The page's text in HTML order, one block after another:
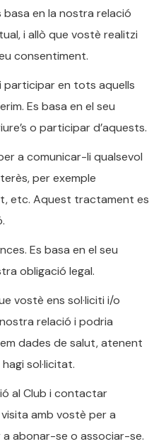
en la nostra relació
i allò que vostè realitzi
consentiment.
participar en tots aquells
Es basa en el seu
o participar d’aquests.
a comunicar-li qualsevol
per exemple
etc. Aquest tractament es
Es basa en el seu
obligació legal.
vostè ens sol·liciti i/o
relació i podria
dades de salut, atenent
sol·licitat.
al Club i contactar
amb vostè per a
abonar-se o associar-se.